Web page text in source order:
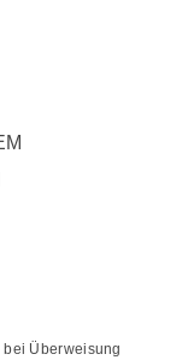
Überweisung